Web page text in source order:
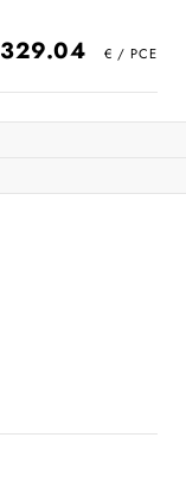
329.04